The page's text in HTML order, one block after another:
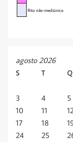
Rito não-mediúnico
agosto 2026
S T Q
3
4 5
10
11
17
18
24
25